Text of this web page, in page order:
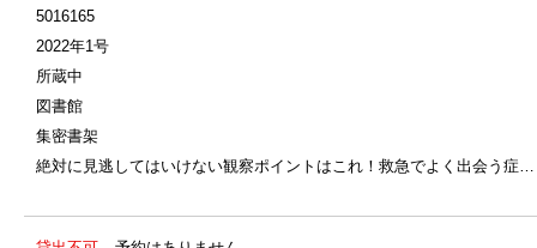
5016165
2022年1号
所蔵中
図書館
集密書架
絶対に見逃してはいけない観察ポイントはこれ！救急でよく出会う症状・所見16